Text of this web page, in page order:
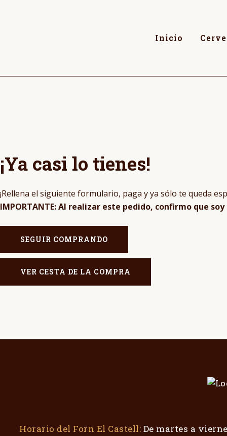
Inicio
¡Ya casi lo tienes!
¡Rellena el siguiente formulario, paga y ya sólo te queda
IMPORTANTE: Al realizar este pedido, confirmo que
SEGUIR COMPRANDO
VER CESTA DE LA COMPRA
Horario del Forn El Castell: De martes a